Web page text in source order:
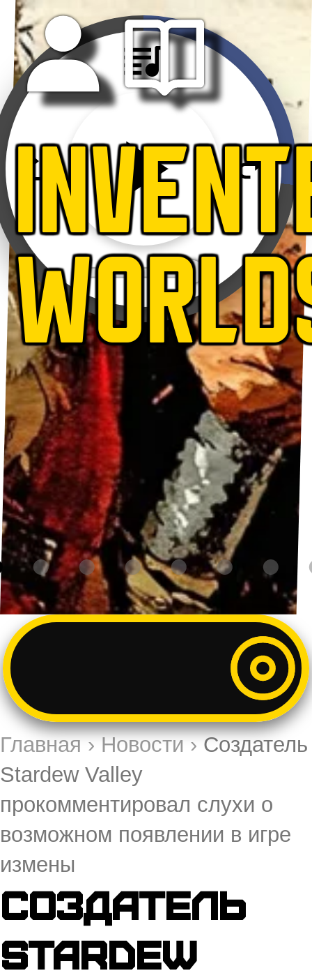
Главная›Новости›Создатель
Stardew Valley
прокомментировал слухи о
возможном появлении в игре
измены
Создатель
Stardew